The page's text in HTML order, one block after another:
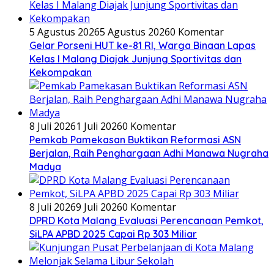
5 Agustus 20265 Agustus 20260 Komentar
Gelar Porseni HUT ke-81 RI, Warga Binaan Lapas
Kelas I Malang Diajak Junjung Sportivitas dan
Kekompakan
8 Juli 20261 Juli 20260 Komentar
Pemkab Pamekasan Buktikan Reformasi ASN
Berjalan, Raih Penghargaan Adhi Manawa Nugraha
Madya
8 Juli 20269 Juli 20260 Komentar
DPRD Kota Malang Evaluasi Perencanaan Pemkot,
SiLPA APBD 2025 Capai Rp 303 Miliar